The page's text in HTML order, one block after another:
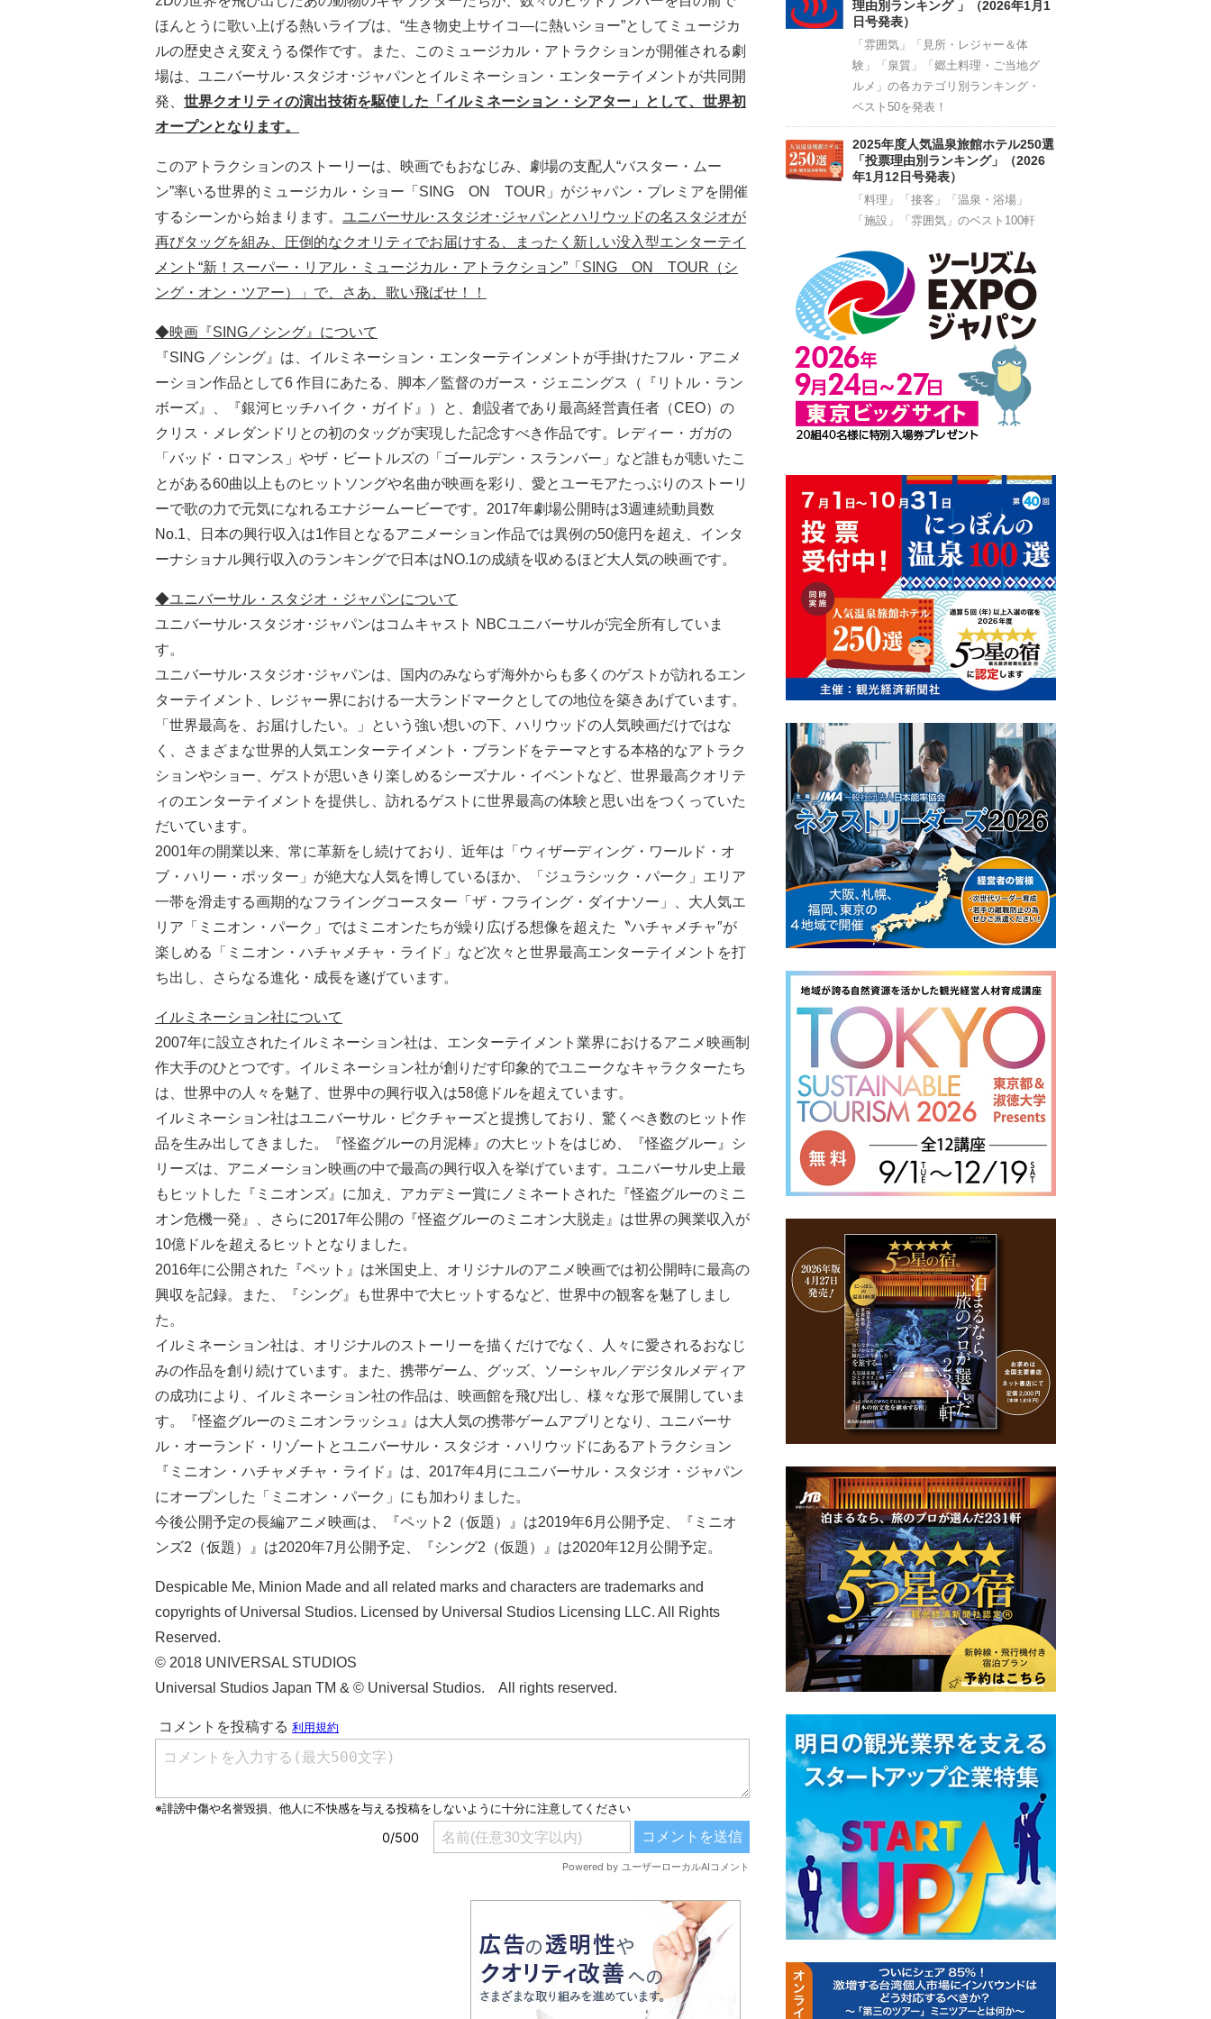
ほんとうに歌い上げる熱いライブは、“生き物史上サイコ―に熱いショー”としてミュージカ
ルの歴史さえ変えうる傑作です。また、このミュージカル・アトラクションが開催される劇
場は、ユニバーサル･スタジオ･ジャパンとイルミネーション・エンターテイメントが共同開
発、 世界クオリティの演出技術を駆使した「イルミネーション・シアター」として、世界初
オープンとなります。
このアトラクションのストーリーは、映画でもおなじみ、劇場の支配人“バスター・ムー
ン”率いる世界的ミュージカル・ショー「SING ON TOUR」がジャパン・プレミアを開催
するシーンから始まります。 ユニバーサル･スタジオ･ジャパンとハリウッドの名スタジオが
再びタッグを組み、圧倒的なクオリティでお届けする、まったく新しい没入型エンターテイ
メント“新！スーパー・リアル・ミュージカル・アトラクション”「SING ON TOUR（シ
ング・オン・ツアー）」で、さあ、歌い飛ばせ！！
◆映画『SING／シング』について
『SING ／シング』は、イルミネーション・エンターテインメントが手掛けたフル・アニメ
ーション作品として6 作目にあたる、脚本／監督のガース・ジェニングス（『リトル・ラン
ボーズ』、『銀河ヒッチハイク・ガイド』）と、創設者であり最高経営責任者（CEO）の
クリス・メレダンドリとの初のタッグが実現した記念すべき作品です。レディー・ガガの
「バッド・ロマンス」やザ・ビートルズの「ゴールデン・スランバー」など誰もが聴いたこ
とがある60曲以上ものヒットソングや名曲が映画を彩り、愛とユーモアたっぷりのストーリ
ーで歌の力で元気になれるエナジームービーです。2017年劇場公開時は3週連続動員数
No.1、日本の興行収入は1作目となるアニメーション作品では異例の50億円を超え、インタ
ーナショナル興行収入のランキングで日本はNO.1の成績を収めるほど大人気の映画です。
◆ユニバーサル・スタジオ・ジャパンについて
ユニバーサル･スタジオ･ジャパンはコムキャスト NBCユニバーサルが完全所有していま
す。
ユニバーサル･スタジオ･ジャパンは、国内のみならず海外からも多くのゲストが訪れるエン
ターテイメント、レジャー界における一大ランドマークとしての地位を築きあげています。
「世界最高を、お届けしたい。」という強い想いの下、ハリウッドの人気映画だけではな
く、さまざまな世界的人気エンターテイメント・ブランドをテーマとする本格的なアトラク
ションやショー、ゲストが思いきり楽しめるシーズナル・イベントなど、世界最高クオリテ
ィのエンターテイメントを提供し、訪れるゲストに世界最高の体験と思い出をつくっていた
だいています。
2001年の開業以来、常に革新をし続けており、近年は「ウィザーディング・ワールド・オ
ブ・ハリー・ポッター」が絶大な人気を博しているほか、「ジュラシック・パーク」エリア
一帯を滑走する画期的なフライングコースター「ザ・フライング・ダイナソー」、大人気エ
リア「ミニオン・パーク」ではミニオンたちが繰り広げる想像を超えた〝ハチャメチャ″が
楽しめる「ミニオン・ハチャメチャ・ライド」など次々と世界最高エンターテイメントを打
ち出し、さらなる進化・成長を遂げています。
イルミネーション社について
2007年に設立されたイルミネーション社は、エンターテイメント業界におけるアニメ映画制
作大手のひとつです。イルミネーション社が創りだす印象的でユニークなキャラクターたち
は、世界中の人々を魅了、世界中の興行収入は58億ドルを超えています。
イルミネーション社はユニバーサル・ピクチャーズと提携しており、驚くべき数のヒット作
品を生み出してきました。『怪盗グルーの月泥棒』の大ヒットをはじめ、『怪盗グルー』シ
リーズは、アニメーション映画の中で最高の興行収入を挙げています。ユニバーサル史上最
もヒットした『ミニオンズ』に加え、アカデミー賞にノミネートされた『怪盗グルーのミニ
オン危機一発』、さらに2017年公開の『怪盗グルーのミニオン大脱走』は世界の興業収入が
10億ドルを超えるヒットとなりました。
2016年に公開された『ペット』は米国史上、オリジナルのアニメ映画では初公開時に最高の
興収を記録。また、『シング』も世界中で大ヒットするなど、世界中の観客を魅了しまし
た。
イルミネーション社は、オリジナルのストーリーを描くだけでなく、人々に愛されるおなじ
みの作品を創り続けています。また、携帯ゲーム、グッズ、ソーシャル／デジタルメディア
の成功により、イルミネーション社の作品は、映画館を飛び出し、様々な形で展開していま
す。『怪盗グルーのミニオンラッシュ』は大人気の携帯ゲームアプリとなり、ユニバーサ
ル・オーランド・リゾートとユニバーサル・スタジオ・ハリウッドにあるアトラクション
『ミニオン・ハチャメチャ・ライド』は、2017年4月にユニバーサル・スタジオ・ジャパン
にオープンした「ミニオン・パーク」にも加わりました。
今後公開予定の長編アニメ映画は、『ペット2（仮題）』は2019年6月公開予定、『ミニオ
ンズ2（仮題）』は2020年7月公開予定、『シング2（仮題）』は2020年12月公開予定。
Despicable Me, Minion Made and all related marks and characters are trademarks and
copyrights of Universal Studios. Licensed by Universal Studios Licensing LLC. All Rights
Reserved.
© 2018 UNIVERSAL STUDIOS
Universal Studios Japan TM & © Universal Studios. All rights reserved.
理由別ランキング 」（2026年1月1
日号発表）
「雰囲気」「見所・レジャー＆体
験」「泉質」「郷土料理・ご当地グ
ルメ」の各カテゴリ別ランキング・
ベスト50を発表！
2025年度人気温泉旅館ホテル250選
「投票理由別ランキング」（2026
年1月12日号発表）
「料理」「接客」「温泉・浴場」
「施設」「雰囲気」のベスト100軒